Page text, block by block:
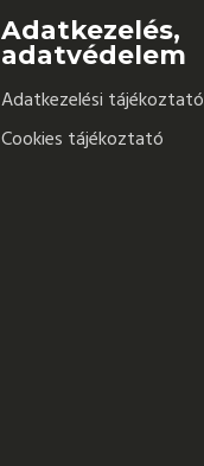
Adatkezelés,
adatvédelem
Adatkezelési tájékoztató
Cookies tájékoztató